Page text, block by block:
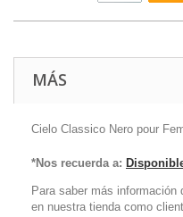
MÁS
Cielo Classico Nero pour
*Nos recuerda a:
Para saber más información
en nuestra tienda como